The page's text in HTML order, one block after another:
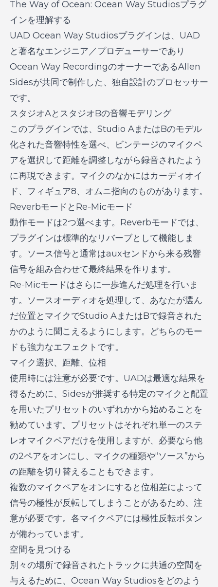
The Way of Ocean: Ocean Way Studiosプラグ
インを理解する
UAD Ocean Way Studiosプラグインは、UAD
と著名なエンジニア／プロデューサーであり
Ocean Way RecordingのオーナーであるAllen
Sidesが共同で制作した、独自設計のプロセッサー
です。
スタジオAとスタジオBの音響モデリング
このプラグインでは、Studio AまたはBのモデル
化された音響特性を選べ、ビンテージのマイクペ
アを選択して距離を調整しながら録音されたよう
に再現できます。マイクのなかにはカーディオイ
ド、フィギュア8、オムニ指向のものがあります。
ReverbモードとRe-Micモード
動作モードは2つ選べます。Reverbモードでは、
プラグインは標準的なリバーブとして機能しま
す。ソース信号と通常はauxセンドから来る残響
信号を組み合わせて最終結果を作ります。
Re-Micモードはさらに一歩進んだ処理を行いま
す。ソースオーディオを処理して、あなたが選ん
だ位置とマイクでStudio AまたはBで録音された
かのように聞こえるようにします。どちらのモー
ドも強力なエフェクトです。
マイク選択、距離、位相
使用時には注意が必要です。UADは最適な結果を
得るために、Sidesが推奨する特定のマイクと配置
を用いたプリセットのいずれかから始めることを
勧めています。プリセットはそれぞれ単一のステ
レオマイクペアだけを使用しますが、必要なら他
の2ペアをオンにし、マイクの種類や“ソース”から
の距離を切り替えることもできます。
複数のマイクペアをオンにすると位相差によって
信号の極性が反転してしまうことがあるため、注
意が必要です。各マイクペアには極性反転ボタン
が備わっています。
空間を見つける
別々の場所で録音されたトラックに共通の空間を
与えるために、Ocean Way Studiosをどのよう